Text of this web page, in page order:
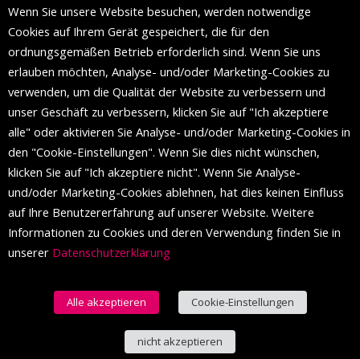
Die Mall of Split
ist ein prestigeträchtiges Einkaufsziel mit
etwa 200 Einzelhandelsmarken und einer Reihe von
Weltmodemarken, die zum ersten Mal in Split erscheinen.
FOLGEN SIE UNS
© 2016 Einkaufszentrum von Split. Alle Rechte vorbehalten.
Wenn Sie unsere Website besuchen, werden notwendige
Cookies auf Ihrem Gerät gespeichert, die für den
ordnungsgemäßen Betrieb erforderlich sind. Wenn Sie uns
erlauben möchten, Analyse- und/oder Marketing-Cookies zu
verwenden, um die Qualität der Website zu verbessern und
unser Geschäft zu verbessern, klicken Sie auf "Ich akzeptiere
alle" oder aktivieren Sie Analyse- und/oder Marketing-Cookies in
den "Cookie-Einstellungen". Wenn Sie dies nicht wünschen,
klicken Sie auf "Ich akzeptiere nicht". Wenn Sie Analyse-
und/oder Marketing-Cookies ablehnen, hat dies keinen Einfluss
auf Ihre Benutzererfahrung auf unserer Website. Weitere
Informationen zu Cookies und deren Verwendung finden Sie in
unserer Datenschutzerklärung
Alle akzeptieren Cookie-Einstellungen
nicht akzeptieren